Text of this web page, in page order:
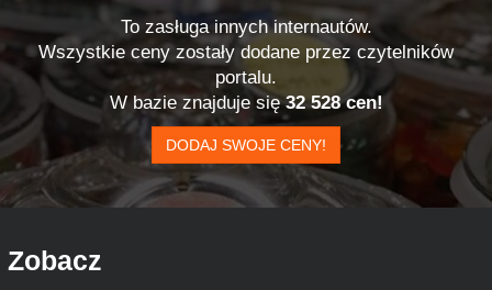
To zasługa innych internautów.
Wszystkie ceny zostały dodane przez czytelników
portalu.
W bazie znajduje się32 528 cen!
DODAJ SWOJE CENY!
Zobacz